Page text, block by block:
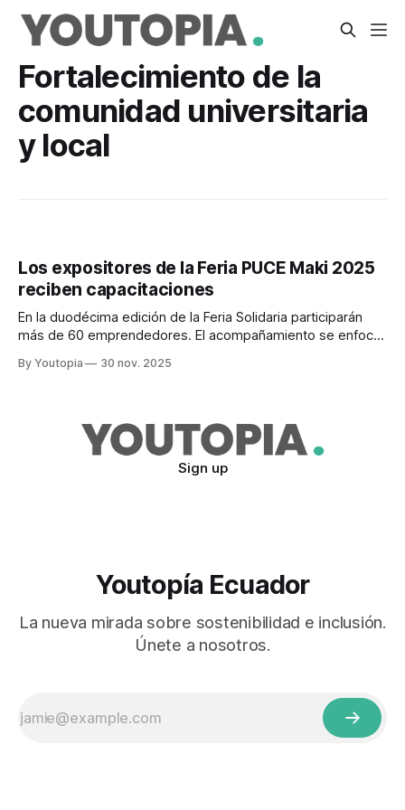
Fortalecimiento de la
comunidad universitaria
y local
Los expositores de la Feria PUCE Maki 2025
reciben capacitaciones
En la duodécima edición de la Feria Solidaria participarán
más de 60 emprendedores. El acompañamiento se enfoca
By Youtopia 30 nov. 2025
Sign up
Youtopía Ecuador
La nueva mirada sobre sostenibilidad e inclusión.
Únete a nosotros.